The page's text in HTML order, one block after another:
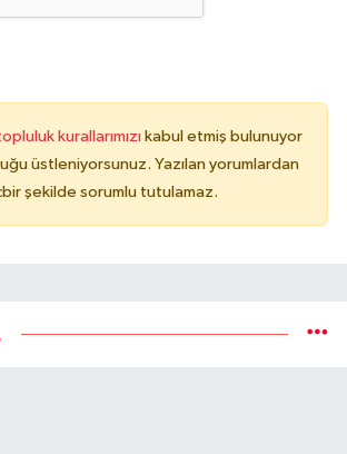
kurallarımızı kabul etmiş bulunuyor
üstleniyorsunuz. Yazılan yorumlardan
şekilde sorumlu tutulamaz.